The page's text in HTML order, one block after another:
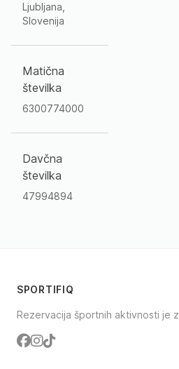
Ljubljana,
Slovenija
Matična
številka
6300774000
Davčna
številka
47994894
SPORTIFIQ
Rezervacija športnih aktivnosti je
Facebook
Instagram
TikTok